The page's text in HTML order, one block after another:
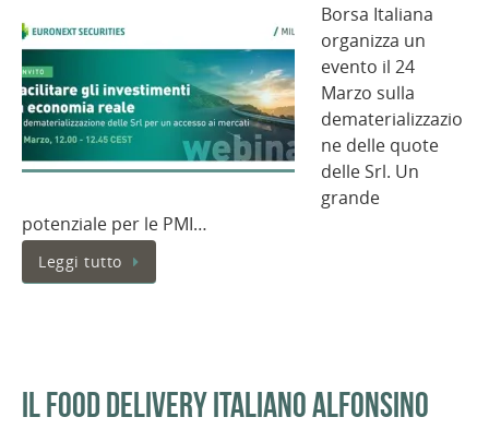
Borsa Italiana
organizza un
evento il 24
Marzo sulla
dematerializzazio
ne delle quote
delle Srl. Un
grande
potenziale per le PMI…
Leggi tutto
Il food delivery italiano Alfonsino